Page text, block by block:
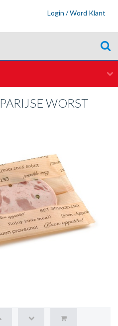
Login / Word Klant
PARIJSE WORST